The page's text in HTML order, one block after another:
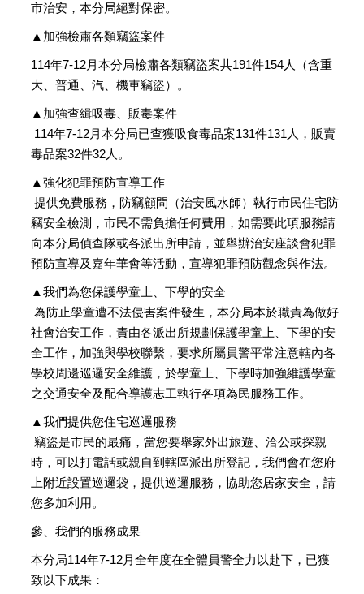
市治安，本分局絕對保密。
▲加強檢肅各類竊盜案件
114年7-12月本分局檢肅各類竊盜案共191件154人（含重
大、普通、汽、機車竊盜）。
▲加強查緝吸毒、販毒案件
114年7-12月本分局已查獲吸食毒品案131件131人，販賣
毒品案32件32人。
▲強化犯罪預防宣導工作
提供免費服務，防竊顧問（治安風水師）執行市民住宅防
竊安全檢測，市民不需負擔任何費用，如需要此項服務請
向本分局偵查隊或各派出所申請，並舉辦治安座談會犯罪
預防宣導及嘉年華會等活動，宣導犯罪預防觀念與作法。
▲我們為您保護學童上、下學的安全
為防止學童遭不法侵害案件發生，本分局本於職責為做好
社會治安工作，責由各派出所規劃保護學童上、下學的安
全工作，加強與學校聯繫，要求所屬員警平常注意轄內各
學校周邊巡邏安全維護，於學童上、下學時加強維護學童
之交通安全及配合導護志工執行各項為民服務工作。
▲我們提供您住宅巡邏服務
竊盜是市民的最痛，當您要舉家外出旅遊、洽公或探親
時，可以打電話或親自到轄區派出所登記，我們會在您府
上附近設置巡邏袋，提供巡邏服務，協助您居家安全，請
您多加利用。
參、我們的服務成果
本分局114年7-12月全年度在全體員警全力以赴下，已獲
致以下成果：